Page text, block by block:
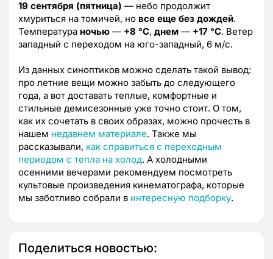
19 сентября (пятница) — небо продолжит
хмуриться на томичей, но все еще без дождей.
Температура ночью — +8 °C, днем — +17 °C. Ветер
западный с переходом на юго-западный, 6 м/с.
Из данных синоптиков можно сделать такой вывод:
про летние вещи можно забыть до следующего
года, а вот доставать теплые, комфортные и
стильные демисезонные уже точно стоит. О том,
как их сочетать в своих образах, можно прочесть в
нашем недавнем материале. Также мы
рассказывали, как справиться с переходным
периодом с тепла на холод. А холодными
осенними вечерами рекомендуем посмотреть
культовые произведения кинематографа, которые
мы заботливо собрали в интересную подборку.
Поделиться новостью: